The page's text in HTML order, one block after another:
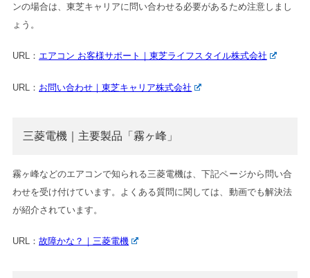
ンの場合は、東芝キャリアに問い合わせる必要があるため注意しまし
ょう。
URL： エアコン お客様サポート｜東芝ライフスタイル株式会社
URL： お問い合わせ｜東芝キャリア株式会社
三菱電機｜主要製品「霧ヶ峰」
霧ヶ峰などのエアコンで知られる三菱電機は、下記ページから問い合
わせを受け付けています。よくある質問に関しては、動画でも解決法
が紹介されています。
URL：故障かな？｜三菱電機